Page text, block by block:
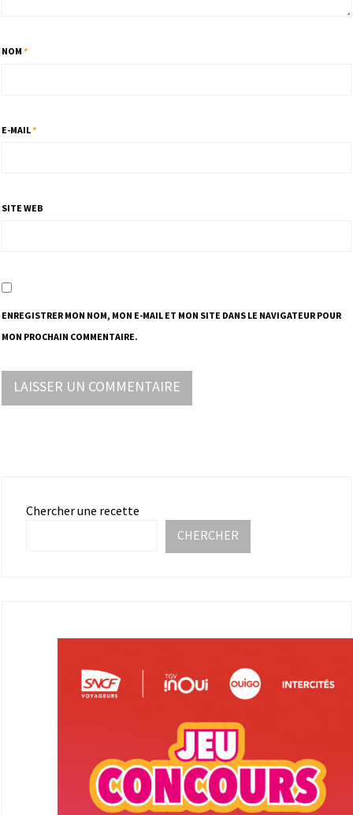
NOM *
E-MAIL*
SITE WEB
ENREGISTRER MON NOM, MON E-MAIL ET MON SITE DANS LE NAVIGATEUR POUR
MON PROCHAIN COMMENTAIRE.
Chercher une recette
CHERCHER